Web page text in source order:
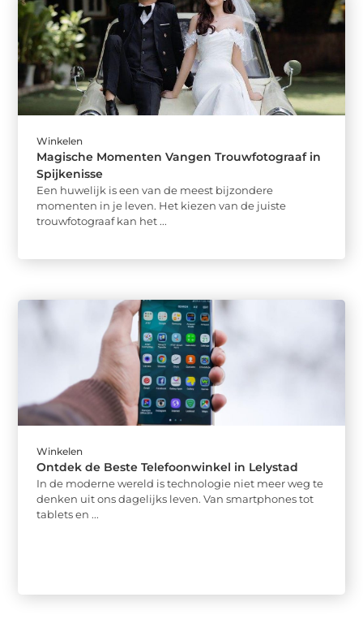
Winkelen
Magische Momenten Vangen Trouwfotograaf in
Spijkenisse
Een huwelijk is een van de meest bijzondere
momenten in je leven. Het kiezen van de juiste
trouwfotograaf kan het ...
Winkelen
Ontdek de Beste Telefoonwinkel in Lelystad
In de moderne wereld is technologie niet meer weg te
denken uit ons dagelijks leven. Van smartphones tot
tablets en ...